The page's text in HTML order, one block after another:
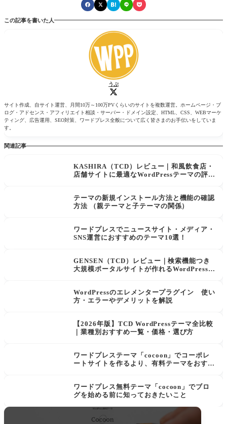
この記事を書いた人
うぷ
サイト作成、自サイト運営、月間10万～100万PVくらいのサイトを複数運営。ホームページ・ブ
ログ・アドセンス・アフィリエイト相談・サーバー・ドメイン設定、HTML、CSS、WEBマーケ
ティング、広告運用、SEO対策、ワードプレス全般について広く皆さまのお手伝いをしていま
す。
関連記事
KASHIRA（TCD）レビュー｜和風飲食店・
店舗サイトに最適なWordPressテーマの評判
テーマの新規インストール方法と機能の確認
方法 （親テーマと子テーマの関係）
ワードプレスでニュースサイト・メディア・
SNS運営におすすめのテーマ10選！
GENSEN（TCD）レビュー｜検索機能つき
大規模ポータルサイトが作れるWordPressテ
WordPressのエレメンタープラグイン 使い
方・エラーやデメリットを解説
【2026年版】TCD WordPressテーマ全比較
｜業種別おすすめ一覧・価格・選び方
ワードプレステーマ「cocoon」でコーポレ
ートサイトを作るより、有料テーマをおすす
ワードプレス無料テーマ「cocoon」でブロ
グを始める前に知っておきたいこと